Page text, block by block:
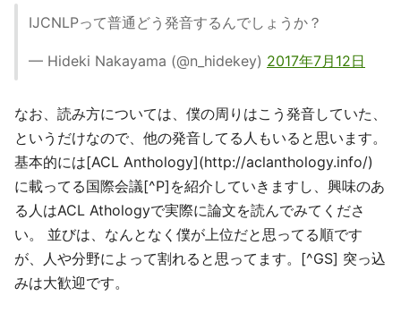
IJCNLPって普通どう発音するんでしょうか？
— Hideki Nakayama (@n_hidekey) 2017年7月12日
なお、読み方については、僕の周りはこう発音していた、
というだけなので、他の発音してる人もいると思います。
基本的には[ACL Anthology](http://aclanthology.info/)
に載ってる国際会議[^P]を紹介していきますし、興味のあ
る人はACL Athologyで実際に論文を読んでみてくださ
い。 並びは、なんとなく僕が上位だと思ってる順です
が、人や分野によって割れると思ってます。[^GS] 突っ込
みは大歓迎です。